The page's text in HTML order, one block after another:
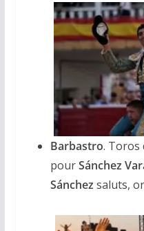
Barbastro. Toros
pourSánchez
Sánchez saluts,